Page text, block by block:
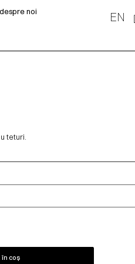
noi EN
teturi.
coș